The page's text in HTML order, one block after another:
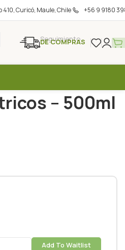
410, Curicó, Maule, Chile +56 9 9180
Seguimiento
DE COMPRAS
– 500ml
Add To Waitlist